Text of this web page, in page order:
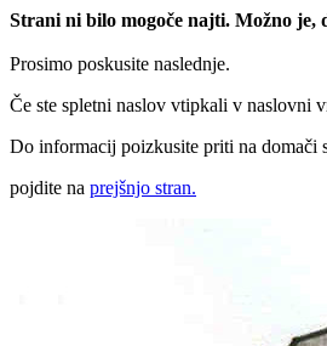
Strani ni bilo mogoče najti. Možno je,
Prosimo poskusite naslednje.
Če ste spletni naslov vtipkali v naslovni
Do informacij poizkusite priti na domači
pojdite na prejšnjo stran.